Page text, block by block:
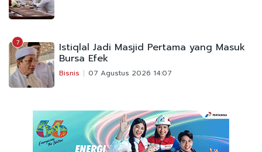
7 Istiqlal Jadi Masjid Pertama yang Masuk
Bursa Efek
Bisnis 07 Agustus 2026 14:07